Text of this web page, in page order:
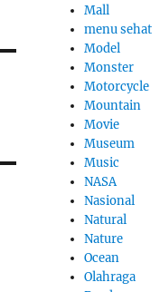
Mall
menu sehat
Model
Monster
Motorcycle
Mountain
Movie
Museum
Music
NASA
Nasional
Natural
Nature
Ocean
Olahraga